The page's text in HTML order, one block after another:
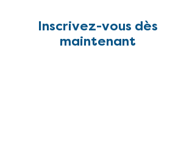
Inscrivez-vous dès
maintenant